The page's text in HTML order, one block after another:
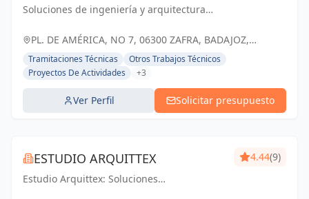
Soluciones de ingeniería y arquitectura
tu socio confiable en Badajoz y Zafra.
PL. DE AMÉRICA, NO 7, 06300 ZAFRA, BADAJOZ,
ESPAÑA, España
Tramitaciones Técnicas
Otros Trabajos Técnicos
Proyectos De Actividades
+3
Ver Perfil Solicitar presupuesto
ESTUDIO ARQUITTEX
Estudio Arquittex: Soluciones
4.44(9)